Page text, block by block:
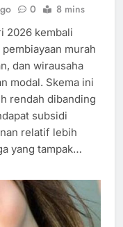
0 8 mins
2026 kembali
murah
dan wirausaha
modal. Skema ini
rendah dibanding
subsidi
relatif lebih
yang tampak…